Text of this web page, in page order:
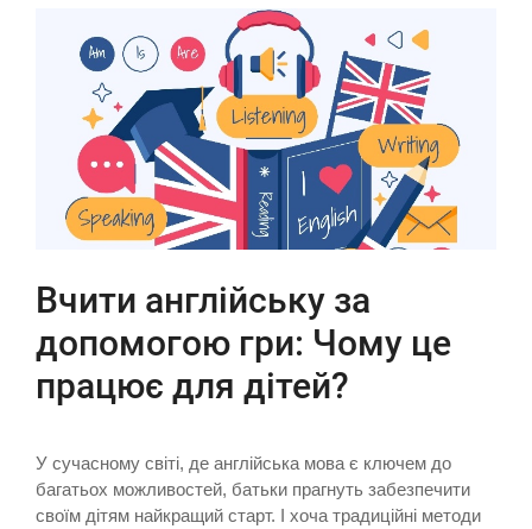
Вчити англійську за
допомогою гри: Чому це
працює для дітей?
У сучасному світі, де англійська мова є ключем до
багатьох можливостей, батьки прагнуть забезпечити
своїм дітям найкращий старт. І хоча традиційні методи